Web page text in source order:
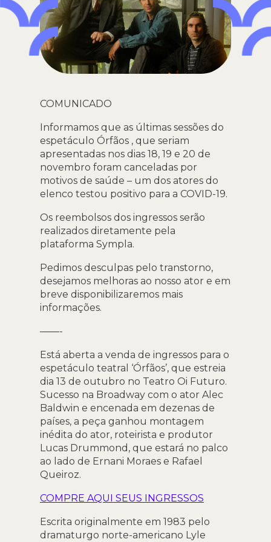
COMUNICADO
Informamos que as últimas sessões do
espetáculo Órfãos , que seriam
apresentadas nos dias 18, 19 e 20 de
novembro foram canceladas por
motivos de saúde – um dos atores do
elenco testou positivo para a COVID-19.
Os reembolsos dos ingressos serão
realizados diretamente pela
plataforma Sympla.
Pedimos desculpas pelo transtorno,
desejamos melhoras ao nosso ator e em
breve disponibilizaremos mais
informações.
——-
Está aberta a venda de ingressos para o
espetáculo teatral ‘Órfãos’, que estreia
dia 13 de outubro no Teatro Oi Futuro.
Sucesso na Broadway com o ator Alec
Baldwin e encenada em dezenas de
países, a peça ganhou montagem
inédita do ator, roteirista e produtor
Lucas Drummond, que estará no palco
ao lado de Ernani Moraes e Rafael
Queiroz.
COMPRE AQUI SEUS INGRESSOS
Escrita originalmente em 1983 pelo
dramaturgo norte-americano Lyle